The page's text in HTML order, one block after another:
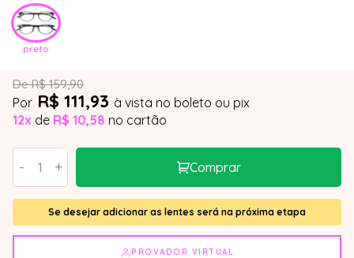
preto
De R$ 159,90
Por R$ 111,93 à vista no boleto ou pix
12x de R$ 10,58 no cartão
- + Comprar
Se desejar adicionar as lentes será na próxima etapa
PROVADOR VIRTUAL